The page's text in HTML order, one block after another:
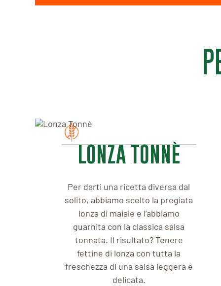
LONZA TONNÈ
Per darti una ricetta diversa dal
solito, abbiamo scelto la pregiata
lonza di maiale e l’abbiamo
guarnita con la classica salsa
tonnata. Il risultato? Tenere
fettine di lonza con tutta la
freschezza di una salsa leggera e
delicata.